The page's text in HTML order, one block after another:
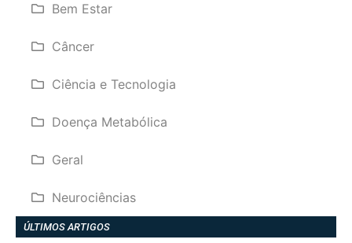
Bem Estar
Câncer
Ciência e Tecnologia
Doença Metabólica
Geral
Neurociências
ÚLTIMOS ARTIGOS